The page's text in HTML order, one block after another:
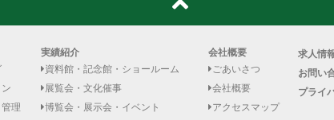
理
実績紹介
資料館・記念館・ショールーム
展覧会・文化催事
博覧会・展示会・イベント
会社概要
ごあいさつ
会社概要
アクセスマップ
求人情
お問い
プライ